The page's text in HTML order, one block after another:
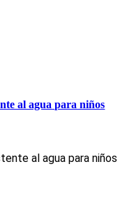
al agua para niños
al agua para niños